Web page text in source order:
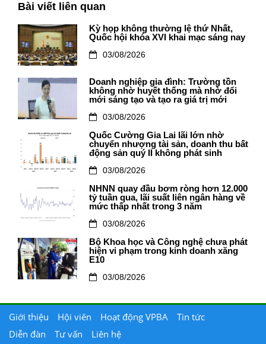
Bài viết liên quan
Kỳ họp không thường lệ thứ Nhất,
Quốc hội khóa XVI khai mạc sáng nay
03/08/2026
Doanh nghiệp gia đình: Trường tồn
không nhờ huyết thống mà nhờ đổi
mới sáng tạo và tạo ra giá trị mới
03/08/2026
Quốc Cường Gia Lai lãi lớn nhờ
chuyển nhượng tài sản, doanh thu bất
động sản quý II không phát sinh
03/08/2026
NHNN quay đầu bơm ròng hơn 12.000
tỷ tuần qua, lãi suất liên ngân hàng về
mức thấp nhất trong 3 năm
03/08/2026
Bộ Khoa học và Công nghệ chưa phát
hiện vi phạm trong kinh doanh xăng
E10
03/08/2026
Giới thiệu Hội viên Hoạt động VPBA
Tin tức
Diễn đàn
Tư vấn Liên hệ